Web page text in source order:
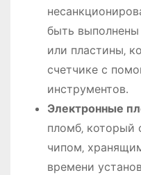
быть выполнены
или пластины‚
счетчике с
инструментов․
Электронные
пломб‚
чипом‚
времени